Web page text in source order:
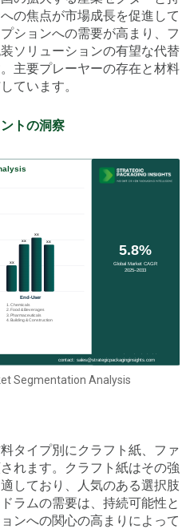
の焦点が市場成長を促進して
ションへの需要が高まり、フ
ソリューションの有望な代替
主要プレーヤーの存在と材料
ています。
トの洞察
Segmentation Analysis
タイプ別にクラフト紙、ファ
れます。クラフト紙はその強
しており、人気のある選択肢
ラムの需要は、持続可能性と
ンへの関心の高まりによって